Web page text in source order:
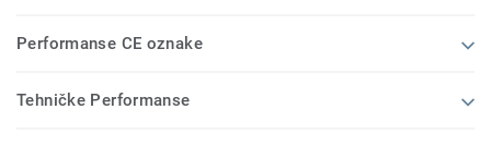
Performanse CE oznake
Tehničke Performanse